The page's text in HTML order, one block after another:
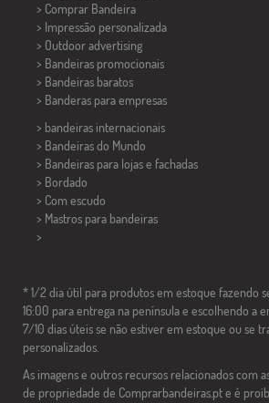
> Comprar Bandeira
> Impressão personalizada
> Outdoor advertising
> Bandeiras promocionais
> Bandeiras baratos
> Banderas para empresas
> bandeiras internacionais
> Bandeiras do Mundo
> Bandeiras para lojas e fachadas
> Bordado
> Com escudo
> Mastros para bandeiras
>
* 1/2 dia útil para produtos em estoque fazendo
16:00 para entrega na península e escolhendo a
7/10 dias úteis se não estiver em estoque ou se
personalizados.
As imagens e outros recursos relacionados com
de propriedade de Comprarbandeiras.pt e é